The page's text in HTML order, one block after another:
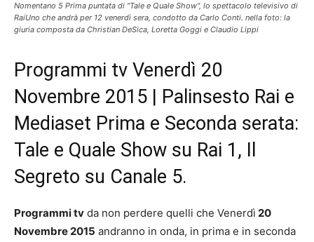
Nomentano 5 Prima puntata di "Tale e Quale Show", lo spettacolo televisivo di
RaiUno che andrà per 12 venerdì sera, condotto da Carlo Conti. nella foto: la
giuria composta da Christian DeSica, Loretta Goggi e Claudio Lippi
Programmi tv Venerdì 20
Novembre 2015 | Palinsesto Rai e
Mediaset Prima e Seconda serata:
Tale e Quale Show su Rai 1, Il
Segreto su Canale 5.
Programmi tv da non perdere quelli che Venerdì 20
Novembre 2015 andranno in onda, in prima e in seconda